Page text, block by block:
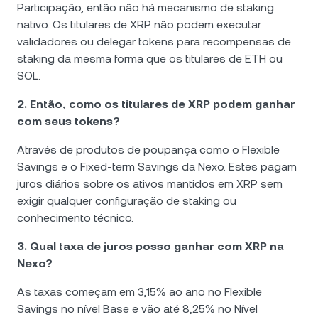
Participação, então não há mecanismo de staking
nativo. Os titulares de XRP não podem executar
validadores ou delegar tokens para recompensas de
staking da mesma forma que os titulares de ETH ou
SOL.
2. Então, como os titulares de XRP podem ganhar
com seus tokens?
Através de produtos de poupança como o Flexible
Savings e o Fixed-term Savings da Nexo. Estes pagam
juros diários sobre os ativos mantidos em XRP sem
exigir qualquer configuração de staking ou
conhecimento técnico.
3. Qual taxa de juros posso ganhar com XRP na
Nexo?
As taxas começam em 3,15% ao ano no Flexible
Savings no nível Base e vão até 8,25% no Nível